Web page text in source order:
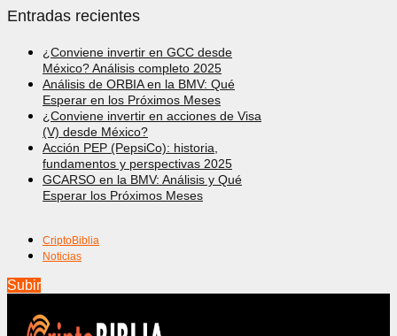
Entradas recientes
¿Conviene invertir en GCC desde
México? Análisis completo 2025
Análisis de ORBIA en la BMV: Qué
Esperar en los Próximos Meses
¿Conviene invertir en acciones de Visa
(V) desde México?
Acción PEP (PepsiCo): historia,
fundamentos y perspectivas 2025
GCARSO en la BMV: Análisis y Qué
Esperar los Próximos Meses
CriptoBiblia
Noticias
Subir